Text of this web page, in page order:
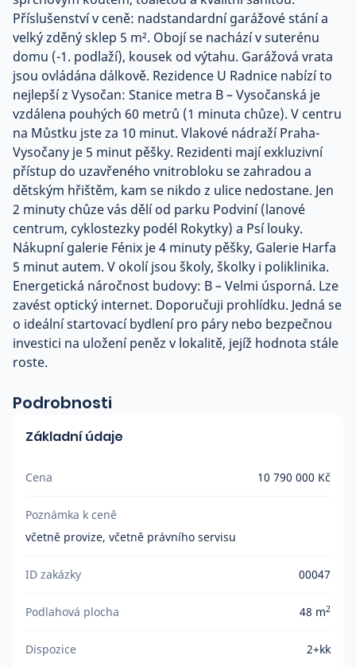
Příslušenství v ceně: nadstandardní garážové stání a
velký zděný sklep 5 m². Obojí se nachází v suterénu
domu (-1. podlaží), kousek od výtahu. Garážová vrata
jsou ovládána dálkově. Rezidence U Radnice nabízí to
nejlepší z Vysočan: Stanice metra B – Vysočanská je
vzdálena pouhých 60 metrů (1 minuta chůze). V centru
na Můstku jste za 10 minut. Vlakové nádraží Praha-
Vysočany je 5 minut pěšky. Rezidenti mají exkluzivní
přístup do uzavřeného vnitrobloku se zahradou a
dětským hřištěm, kam se nikdo z ulice nedostane. Jen
2 minuty chůze vás dělí od parku Podviní (lanové
centrum, cyklostezky podél Rokytky) a Psí louky.
Nákupní galerie Fénix je 4 minuty pěšky, Galerie Harfa
5 minut autem. V okolí jsou školy, školky i poliklinika.
Energetická náročnost budovy: B – Velmi úsporná. Lze
zavést optický internet. Doporučuji prohlídku. Jedná se
o ideální startovací bydlení pro páry nebo bezpečnou
investici na uložení peněz v lokalitě, jejíž hodnota stále
roste.
Podrobnosti
Základní údaje
Cena 10 790 000 Kč
Poznámka k ceně
včetně provize, včetně právního servisu
ID zakázky 00047
Podlahová plocha 48 m2
Dispozice 2+kk